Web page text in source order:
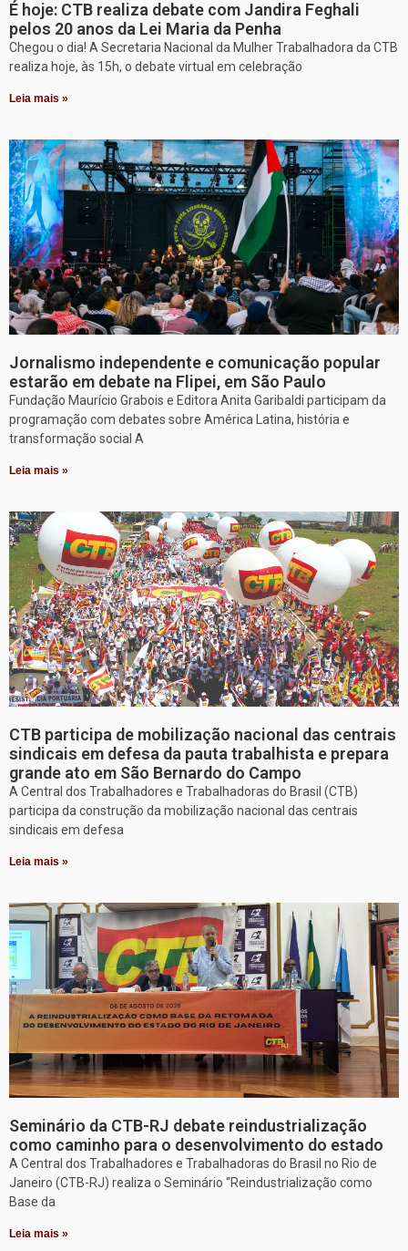
É hoje: CTB realiza debate com Jandira Feghali
pelos 20 anos da Lei Maria da Penha
Chegou o dia! A Secretaria Nacional da Mulher Trabalhadora da CTB
realiza hoje, às 15h, o debate virtual em celebração
Leia mais »
Jornalismo independente e comunicação popular
estarão em debate na Flipei, em São Paulo
Fundação Maurício Grabois e Editora Anita Garibaldi participam da
programação com debates sobre América Latina, história e
transformação social A
Leia mais »
CTB participa de mobilização nacional das centrais
sindicais em defesa da pauta trabalhista e prepara
grande ato em São Bernardo do Campo
A Central dos Trabalhadores e Trabalhadoras do Brasil (CTB)
participa da construção da mobilização nacional das centrais
sindicais em defesa
Leia mais »
Seminário da CTB-RJ debate reindustrialização
como caminho para o desenvolvimento do estado
A Central dos Trabalhadores e Trabalhadoras do Brasil no Rio de
Janeiro (CTB-RJ) realiza o Seminário “Reindustrialização como
Base da
Leia mais »